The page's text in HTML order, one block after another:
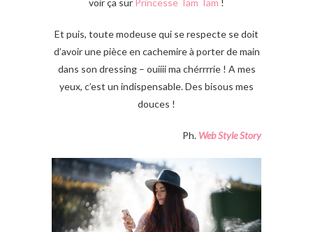
voir ça sur Princesse Tam Tam !
Et puis, toute modeuse qui se respecte se doit
d’avoir une pièce en cachemire à porter de main
dans son dressing – ouiiii ma chérrrrie ! A mes
yeux, c’est un indispensable. Des bisous mes
douces !
Ph. Web Style Story